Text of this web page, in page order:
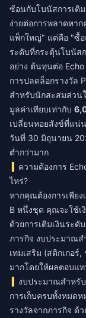
ซ้อนกับโบนัสการเติม
ง่ายต่อการพลาดหา
แพ็กใหญ่" แต่คือ "ซื้อ
ระดับที่กระตุ้นโบนัส
อย่าง ต้นทุนต่อ
การปลดล็อกรางวัล
สำหรับนักสะสมส่วน
มูลค่าเทียบเท่ากับ
เปลี่ยนหอยสังข์ที่แน่
วันที่ 30 มิถุนายน
ต่ำกว่ามาก
ความต้องการ
ไหร่?
หากคุณต้องการเพียง
B หนึ่งชุด คุณจะใช้เ
ด้วยการเติมเงินระดั
ภารกิจ งบประมาณส
เทมเสริม (สติกเกอร์
มากโดยให้ผลตอบแ
งบประมาณสำหรับ
การเก็บครบทั้งหมด
รางวัลจากภารกิจ ด้